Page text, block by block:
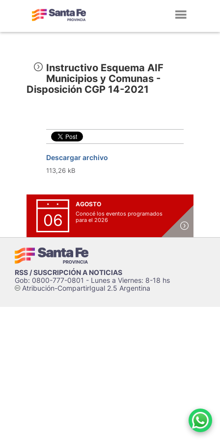
Instructivo Esquema AIF
Municipios y Comunas -
Disposición CGP 14-2021
Descargar archivo
113,26 kB
06
AGOSTO
Conocé los eventos programados
para el 2026
RSS / SUSCRIPCIÓN A NOTICIAS
Gob: 0800-777-0801 - Lunes a Viernes: 8-18 hs
cAtribución-CompartirIgual 2.5 Argentina